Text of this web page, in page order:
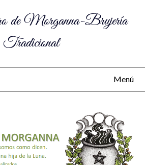
de Morganna-Brujería
Tradicional
Menú